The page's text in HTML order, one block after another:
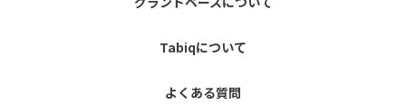
Tabiqについて
よくある質問